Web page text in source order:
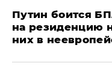
Путин боится
на резиденцию
них в